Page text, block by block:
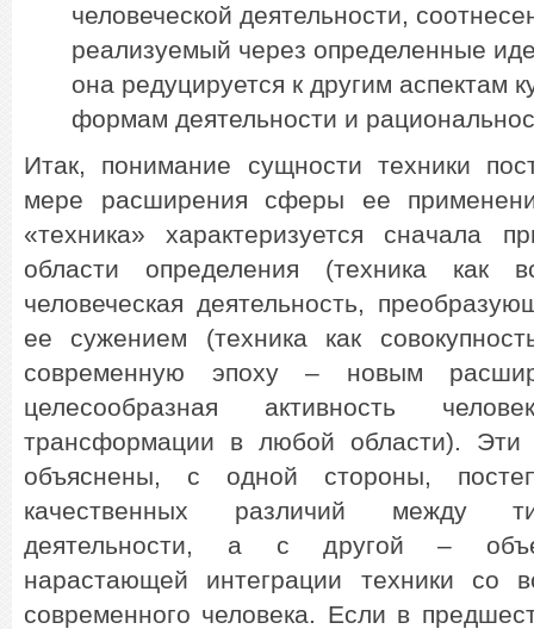
человеческой деятельности,
реализуемый через определенные
она редуцируется к другим аспектам
формам деятельности и
Итак, понимание сущности техники
мере расширения сферы ее
«техника» характеризуется сначала
области определения (техника как
человеческая деятельность,
ее сужением (техника как
современную эпоху – новым
целесообразная активность
трансформации в любой области). Эти
объяснены, с одной стороны,
качественных различий между
деятельности, а с другой –
нарастающей интеграции техники со
современного человека. Если в